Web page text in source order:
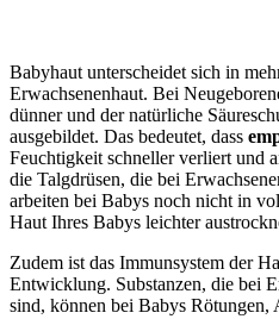
Babyhaut unterscheidet sich in
Erwachsenenhaut. Bei
dünner und der natürliche
ausgebildet. Das bedeutet, dass
Feuchtigkeit schneller verliert und
die Talgdrüsen, die bei
arbeiten bei Babys noch nicht in
Haut Ihres Babys leichter
Zudem ist das Immunsystem der
Entwicklung. Substanzen, die bei
sind, können bei Babys Rötungen,